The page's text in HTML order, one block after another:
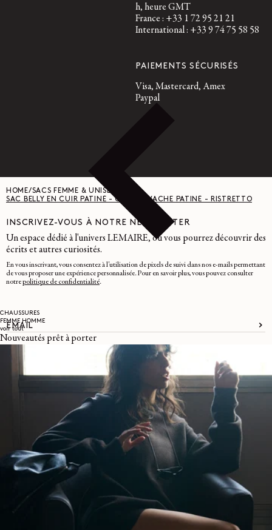
CHAUSSURES
FEMME HOMME
voir tout
Nouveautés prêt à porter
h, heure GMT
France : +33 1 72 95 21 21
International : +33 9 74 75 58 58
PAIEMENTS SÉCURISÉS
Visa, Mastercard, Amex
Paypal
HOME/SACS FEMME & UNISEXE
SAC BELLY EN CUIR PATINÉ - CUIR DE VACHE PATINÉ - RISTRETTO
INSCRIVEZ-VOUS À NOTRE NEWSLETTER
Un espace dédié à l'univers LEMAIRE, où vous pourrez découvrir des
écrits et autres curiosités.
En vous inscrivant, vous consentez à l'utilisation de pixels de suivi dans nos e-mails permettant
de vous proposer une expérience personnalisée. Pour en savoir plus, vous pouvez consulter
notrepolitique de confidentialité.
EMAIL